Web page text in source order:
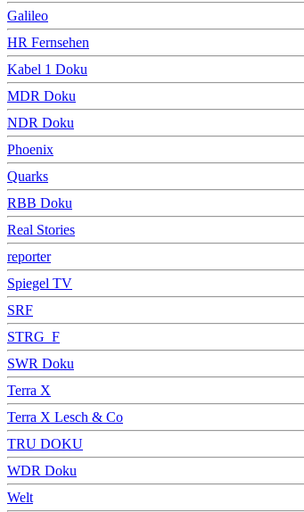
Galileo
HR Fernsehen
Kabel 1 Doku
MDR Doku
NDR Doku
Phoenix
Quarks
RBB Doku
Real Stories
reporter
Spiegel TV
SRF
STRG_F
SWR Doku
Terra X
Terra X Lesch & Co
TRU DOKU
WDR Doku
Welt